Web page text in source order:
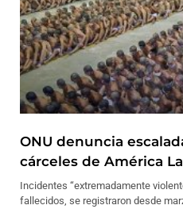
ONU denuncia
cárceles de América
Incidentes “extremadamente
fallecidos, se registraron desde